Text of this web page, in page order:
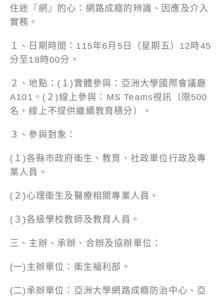
住迷『網』的心：網路成癮的辨識、因應及介入
實務。
１、日期時間：115年6月5日（星期五）12時45
分至18時00分。
２、地點：(１)實體參與：亞洲大學國際會議廳
A101。(２)線上參與：MS Teams視訊（限500
名，線上不提供繼續教育積分）。
３、參與對象：
(１)各縣市政府衛生、教育、社政單位行政及專
業人員。
(２)心理衛生及醫療相關專業人員。
(３)各級學校教師及教育人員。
三、主辦、承辦、合辦及協辦單位：
(一)主辦單位：衛生福利部。
(二)承辦單位：亞洲大學網路成癮防治中心、亞